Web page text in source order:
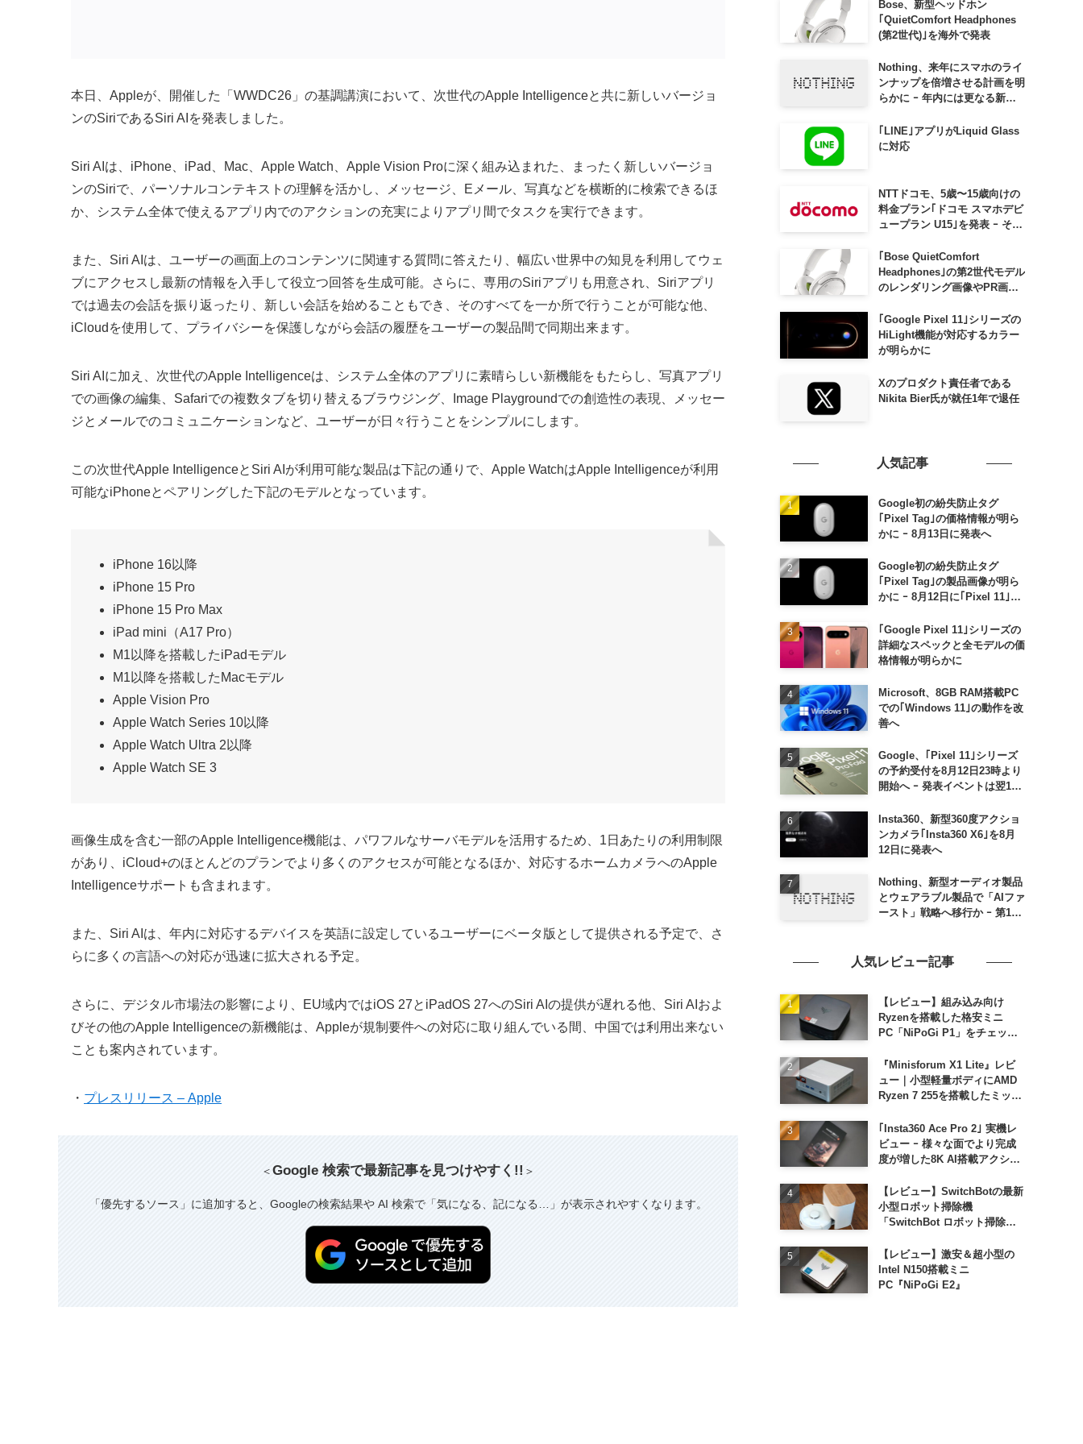
本日、Appleが、開催した「WWDC26」の基調講演において、次世代のApple Intelligenceと共に新しいバージョ
ンのSiriであるSiri AIを発表しました。
Siri AIは、iPhone、iPad、Mac、Apple Watch、Apple Vision Proに深く組み込まれた、まったく新しいバージョ
ンのSiriで、パーソナルコンテキストの理解を活かし、メッセージ、Eメール、写真などを横断的に検索できるほ
か、システム全体で使えるアプリ内でのアクションの充実によりアプリ間でタスクを実行できます。
また、Siri AIは、ユーザーの画面上のコンテンツに関連する質問に答えたり、幅広い世界中の知見を利用してウェ
ブにアクセスし最新の情報を入手して役立つ回答を生成可能。さらに、専用のSiriアプリも用意され、Siriアプリ
では過去の会話を振り返ったり、新しい会話を始めることもでき、そのすべてを一か所で行うことが可能な他、
iCloudを使用して、プライバシーを保護しながら会話の履歴をユーザーの製品間で同期出来ます。
Siri AIに加え、次世代のApple Intelligenceは、システム全体のアプリに素晴らしい新機能をもたらし、写真アプリ
での画像の編集、Safariでの複数タブを切り替えるブラウジング、Image Playgroundでの創造性の表現、メッセー
ジとメールでのコミュニケーションなど、ユーザーが日々行うことをシンプルにします。
この次世代Apple IntelligenceとSiri AIが利用可能な製品は下記の通りで、Apple WatchはApple Intelligenceが利用
可能なiPhoneとペアリングした下記のモデルとなっています。
iPhone 16以降
iPhone 15 Pro
iPhone 15 Pro Max
iPad mini（A17 Pro）
M1以降を搭載したiPadモデル
M1以降を搭載したMacモデル
Apple Vision Pro
Apple Watch Series 10以降
Apple Watch Ultra 2以降
Apple Watch SE 3
画像生成を含む一部のApple Intelligence機能は、パワフルなサーバモデルを活用するため、1日あたりの利用制限
があり、iCloud+のほとんどのプランでより多くのアクセスが可能となるほか、対応するホームカメラへのApple
Intelligenceサポートも含まれます。
また、Siri AIは、年内に対応するデバイスを英語に設定しているユーザーにベータ版として提供される予定で、さ
らに多くの言語への対応が迅速に拡大される予定。
さらに、デジタル市場法の影響により、EU域内ではiOS 27とiPadOS 27へのSiri AIの提供が遅れる他、Siri AIおよ
びその他のApple Intelligenceの新機能は、Appleが規制要件への対応に取り組んでいる間、中国では利用出来ない
ことも案内されています。
・ プレスリリース – Apple
＜Google 検索で最新記事を見つけやすく!! ＞
「優先するソース」に追加すると、Googleの検索結果や AI 検索で「気になる、記になる…」が表示されやすくなります。
Bose、新型ヘッドホン
｢QuietComfort Headphones
(第2世代)｣を海外で発表
Nothing、来年にスマホのライ
ンナップを倍増させる計画を明
らかに ｰ 年内には更なる新製
｢LINE｣アプリがLiquid Glass
に対応
NTTドコモ、5歳〜15歳向けの
料金プラン｢ドコモ スマホデビ
ュープラン U15｣を発表 ｰ その
子割｣も
｢Bose QuietComfort
Headphones｣の第2世代モデル
のレンダリング画像やPR画像
｢Google Pixel 11｣シリーズの
HiLight機能が対応するカラー
が明らかに
Xのプロダクト責任者である
Nikita Bier氏が就任1年で退任
人気記事
Google初の紛失防止タグ
｢Pixel Tag｣の価格情報が明ら
かに ｰ 8月13日に発表へ
Google初の紛失防止タグ
｢Pixel Tag｣の製品画像が明ら
かに ｰ 8月12日に｢Pixel 11｣な
｢Google Pixel 11｣シリーズの
詳細なスペックと全モデルの価
格情報が明らかに
Microsoft、8GB RAM搭載PC
での｢Windows 11｣の動作を改
善へ
Google、｢Pixel 11｣シリーズ
の予約受付を8月12日23時より
開始へ ｰ 発表イベントは翌13
Insta360、新型360度アクショ
ンカメラ｢Insta360 X6｣を8月
12日に発表へ
Nothing、新型オーディオ製品
とウェアラブル製品で「AIファ
ースト」戦略へ移行か ｰ 第1弾
人気レビュー記事
【レビュー】組み込み向け
Ryzenを搭載した格安ミニ
PC「NiPoGi P1」をチェック
高性能
『Minisforum X1 Lite』レビ
ュー｜小型軽量ボディにAMD
Ryzen 7 255を搭載したミッド
｢Insta360 Ace Pro 2｣ 実機レ
ビュー ｰ 様々な面でより完成
度が増した8K AI搭載アクショ
【レビュー】SwitchBotの最新
小型ロボット掃除機
「SwitchBot ロボット掃除機
【レビュー】激安＆超小型の
Intel N150搭載ミニ
PC『NiPoGi E2』